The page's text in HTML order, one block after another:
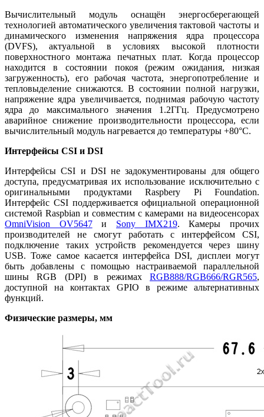
Вычислительный модуль оснащён энергосберегающей
технологией автоматического увеличения тактовой частоты и
динамического изменения напряжения ядра процессора
(DVFS), актуальной в условиях высокой плотности
поверхностного монтажа печатных плат. Когда процессор
находится в состоянии покоя (режим ожидания, низкая
загруженность), его рабочая частота, энергопотребление и
тепловыделение снижаются. В состоянии полной нагрузки,
напряжение ядра увеличивается, поднимая рабочую частоту
ядра до максимального значения 1.2ГГц. Предусмотрено
аварийное снижение производительности процессора, если
вычислительный модуль нагревается до температуры +80°С.
Интерфейсы CSI и DSI
Интерфейсы CSI и DSI не задокументированы для общего
доступа, предусматривая их использование исключительно с
оригинальными продуктами Raspbery Pi Foundation.
Интерфейс CSI поддерживается официальной операционной
системой Raspbian и совместим с камерами на видеосенсорах
OmniVision OV5647и Sony IMX219. Камеры прочих
производителей не смогут работать с интерфейсом CSI,
подключение таких устройств рекомендуется через шину
USB. Тоже самое касается интерфейса DSI, дисплеи могут
быть добавлены с помощью настраиваемой параллельной
шины RGB (DPI) в режимах RGB888/RGB666/RGR565,
доступной на контактах GPIO в режиме альтернативных
функций.
Физические размеры, мм